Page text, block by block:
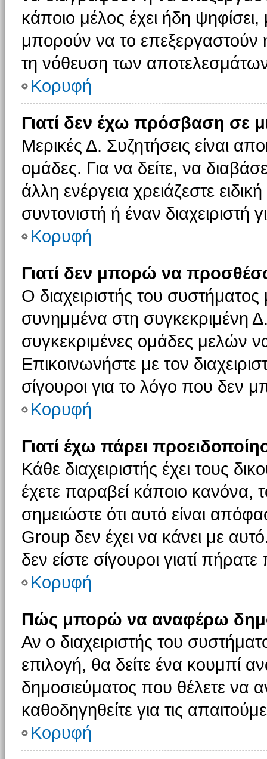
κάποιο μέλος έχει ήδη ψηφίσει,
μπορούν να το επεξεργαστούν
τη νόθευση των
Κορυφή
Γιατί δεν έχω πρόσβαση σε
Μερικές Δ. Συζητήσεις είναι
ομάδες. Για να δείτε, να
άλλη ενέργεια χρειάζεστε
συντονιστή ή έναν διαχειριστή
Κορυφή
Γιατί δεν μπορώ να
Ο διαχειριστής του
συνημμένα στη συγκεκριμένη
συγκεκριμένες ομάδες μελών
Επικοινωνήστε με τον
σίγουροι για το λόγο που δεν
Κορυφή
Γιατί έχω πάρει
Κάθε διαχειριστής έχει τους
έχετε παραβεί κάποιο κανόνα,
σημειώστε ότι αυτό είναι
Group δεν έχει να κάνει με
δεν είστε σίγουροι γιατί
Κορυφή
Πώς μπορώ να αναφέρω
Αν ο διαχειριστής του
επιλογή, θα δείτε ένα κουμπί
δημοσιεύματος που θέλετε να
καθοδηγηθείτε για τις
Κορυφή